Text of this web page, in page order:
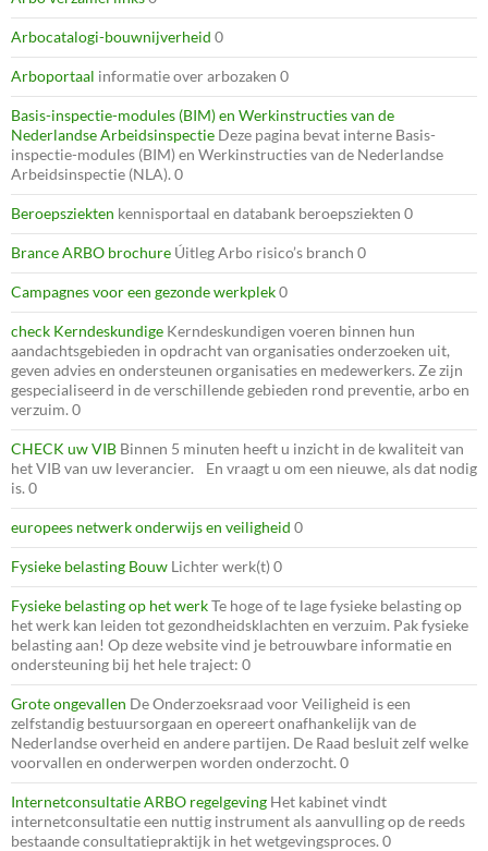
Arbocatalogi-bouwnijverheid 0
Arboportaal informatie over arbozaken 0
Basis-inspectie-modules (BIM) en Werkinstructies van de
Nederlandse Arbeidsinspectie Deze pagina bevat interne Basis-
inspectie-modules (BIM) en Werkinstructies van de Nederlandse
Arbeidsinspectie (NLA). 0
Beroepsziekten kennisportaal en databank beroepsziekten 0
Brance ARBO brochure Úitleg Arbo risico’s branch 0
Campagnes voor een gezonde werkplek0
check Kerndeskundige Kerndeskundigen voeren binnen hun
aandachtsgebieden in opdracht van organisaties onderzoeken uit,
geven advies en ondersteunen organisaties en medewerkers. Ze zijn
gespecialiseerd in de verschillende gebieden rond preventie, arbo en
verzuim. 0
CHECK uw VIB Binnen 5 minuten heeft u inzicht in de kwaliteit van
het VIB van uw leverancier. En vraagt u om een nieuwe, als dat nodig
is. 0
europees netwerk onderwijs en veiligheid 0
Fysieke belasting Bouw Lichter werk(t) 0
Fysieke belasting op het werkTe hoge of te lage fysieke belasting op
het werk kan leiden tot gezondheidsklachten en verzuim. Pak fysieke
belasting aan! Op deze website vind je betrouwbare informatie en
ondersteuning bij het hele traject: 0
Grote ongevallen De Onderzoeksraad voor Veiligheid is een
zelfstandig bestuursorgaan en opereert onafhankelijk van de
Nederlandse overheid en andere partijen. De Raad besluit zelf welke
voorvallen en onderwerpen worden onderzocht. 0
Internetconsultatie ARBO regelgeving Het kabinet vindt
internetconsultatie een nuttig instrument als aanvulling op de reeds
bestaande consultatiepraktijk in het wetgevingsproces. 0